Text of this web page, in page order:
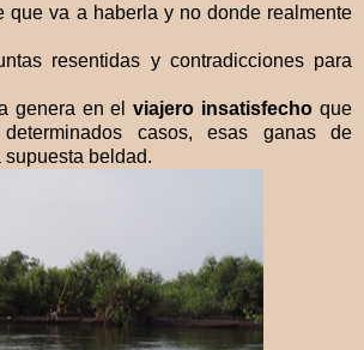
que va a haberla y no donde realmente
resentidas y contradicciones para
genera en elviajero insatisfecho que
casos, esas ganas de
beldad.